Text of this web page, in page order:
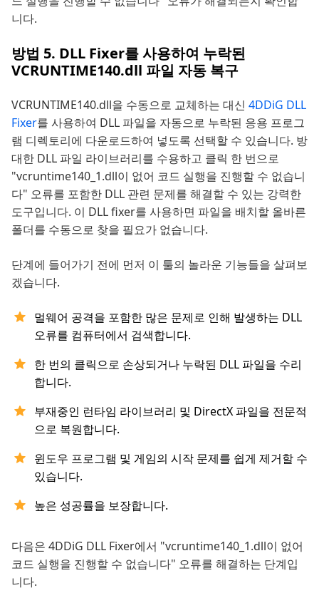
니다.
방법 5. DLL Fixer를 사용하여 누락된
VCRUNTIME140.dll 파일 자동 복구
VCRUNTIME140.dll을 수동으로 교체하는 대신 4DDiG DLL
Fixer를 사용하여 DLL 파일을 자동으로 누락된 응용 프로그
램 디렉토리에 다운로드하여 넣도록 선택할 수 있습니다. 방
대한 DLL 파일 라이브러리를 수용하고 클릭 한 번으로
"vcruntime140_1.dll이 없어 코드 실행을 진행할 수 없습니
다" 오류를 포함한 DLL 관련 문제를 해결할 수 있는 강력한
도구입니다. 이 DLL fixer를 사용하면 파일을 배치할 올바른
폴더를 수동으로 찾을 필요가 없습니다.
단계에 들어가기 전에 먼저 이 툴의 놀라운 기능들을 살펴보
겠습니다.
멀웨어 공격을 포함한 많은 문제로 인해 발생하는 DLL
오류를 컴퓨터에서 검색합니다.
한 번의 클릭으로 손상되거나 누락된 DLL 파일을 수리
합니다.
부재중인 런타임 라이브러리 및 DirectX 파일을 전문적
으로 복원합니다.
윈도우 프로그램 및 게임의 시작 문제를 쉽게 제거할 수
있습니다.
높은 성공률을 보장합니다.
다음은 4DDiG DLL Fixer에서 "vcruntime140_1.dll이 없어
코드 실행을 진행할 수 없습니다" 오류를 해결하는 단계입
니다.